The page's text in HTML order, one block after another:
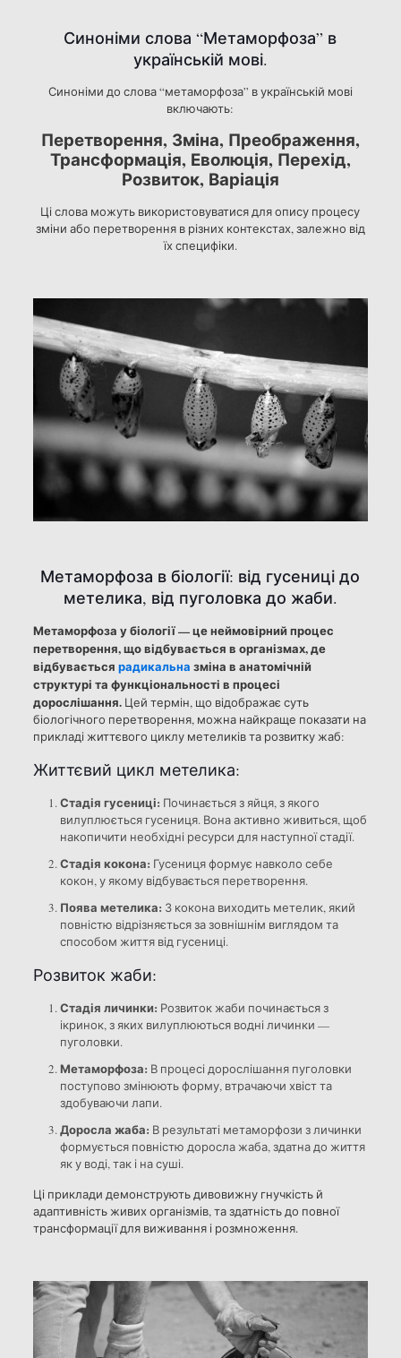
Синоніми слова “Метаморфоза” в
українській мові.
Синоніми до слова “метаморфоза” в українській мові
включають:
Перетворення, Зміна, Преображення,
Трансформація, Еволюція, Перехід,
Розвиток, Варіація
Ці слова можуть використовуватися для опису процесу
зміни або перетворення в різних контекстах, залежно від
їх специфіки.
Метаморфоза в біології: від гусениці до
метелика, від пуголовка до жаби.
Метаморфоза у біології — це неймовірний процес
перетворення, що відбувається в організмах, де
відбувається радикальна зміна в анатомічній
структурі та функціональності в процесі
дорослішання.Цей термін, що відображає суть
біологічного перетворення, можна найкраще показати на
прикладі життєвого циклу метеликів та розвитку жаб:
Життєвий цикл метелика:
Стадія гусениці: Починається з яйця, з якого
вилуплюється гусениця. Вона активно живиться, щоб
накопичити необхідні ресурси для наступної стадії.
Стадія кокона: Гусениця формує навколо себе
кокон, у якому відбувається перетворення.
Поява метелика: З кокона виходить метелик, який
повністю відрізняється за зовнішнім виглядом та
способом життя від гусениці.
Розвиток жаби:
Стадія личинки: Розвиток жаби починається з
ікринок, з яких вилуплюються водні личинки —
пуголовки.
Метаморфоза: В процесі дорослішання пуголовки
поступово змінюють форму, втрачаючи хвіст та
здобуваючи лапи.
Доросла жаба: В результаті метаморфози з личинки
формується повністю доросла жаба, здатна до життя
як у воді, так і на суші.
Ці приклади демонструють дивовижну гнучкість й
адаптивність живих організмів, та здатність до повної
трансформації для виживання і розмноження.